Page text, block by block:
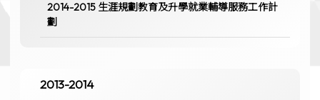
2014-2015 生涯規劃教育及升學就業輔導服務工作計
劃
2013-2014